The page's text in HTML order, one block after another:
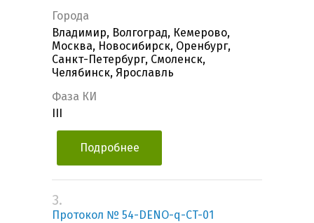
Города
Владимир, Волгоград, Кемерово,
Москва, Новосибирск, Оренбург,
Санкт-Петербург, Смоленск,
Челябинск, Ярославль
Фаза КИ
Подробнее
3.
Протокол № 54-DENO-q-CT-01